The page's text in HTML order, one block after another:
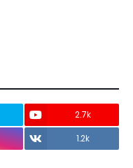
2.7k
1.2k